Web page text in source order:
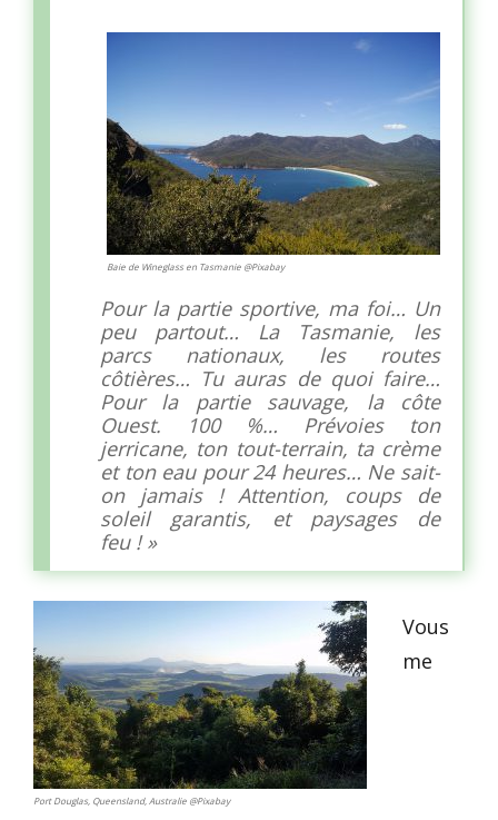
Baie de Wineglass en Tasmanie @Pixabay
Pour la partie sportive, ma foi… Un
peu partout… La Tasmanie, les
parcs nationaux, les routes
côtières… Tu auras de quoi faire…
Pour la partie sauvage, la côte
Ouest. 100 %… Prévoies ton
jerricane, ton tout-terrain, ta crème
et ton eau pour 24 heures… Ne sait-
on jamais ! Attention, coups de
soleil garantis, et paysages de
feu ! »
Port Douglas, Queensland, Australie @Pixabay
Vous
me